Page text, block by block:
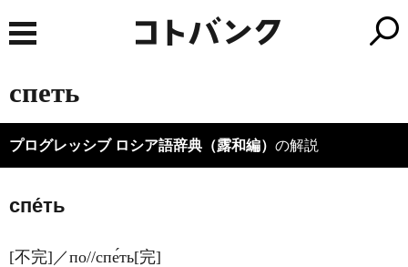
спеть
プログレッシブ ロシア語辞典（露和編） の解説
спе́ть
[不完]／по//спе́ть[完]